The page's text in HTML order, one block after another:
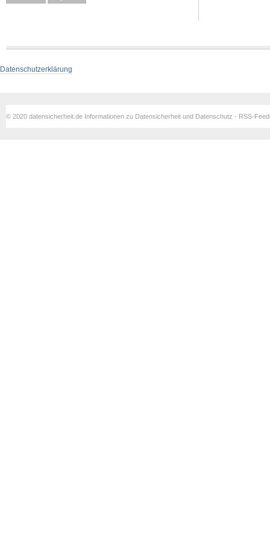
Datenschutzerklärung
© 2020 datensicherheit.de Informationen zu Datensicherheit und Datenschutz - RSS-